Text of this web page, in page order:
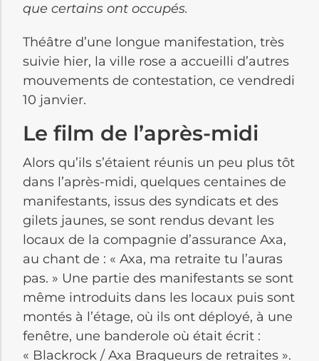
que certains ont occupés.
Théâtre d’une longue manifestation, très
suivie hier, la ville rose a accueilli d’autres
mouvements de contestation, ce vendredi
10 janvier.
Le film de l’après-midi
Alors qu’ils s’étaient réunis un peu plus tôt
dans l’après-midi, quelques centaines de
manifestants, issus des syndicats et des
gilets jaunes, se sont rendus devant les
locaux de la compagnie d’assurance Axa,
au chant de : « Axa, ma retraite tu l’auras
pas. » Une partie des manifestants se sont
même introduits dans les locaux puis sont
montés à l’étage, où ils ont déployé, à une
fenêtre, une banderole où était écrit :
« Blackrock / Axa Braqueurs de retraites ».